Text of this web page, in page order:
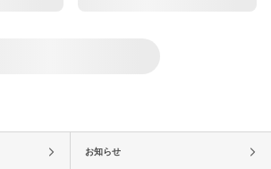
お知らせ